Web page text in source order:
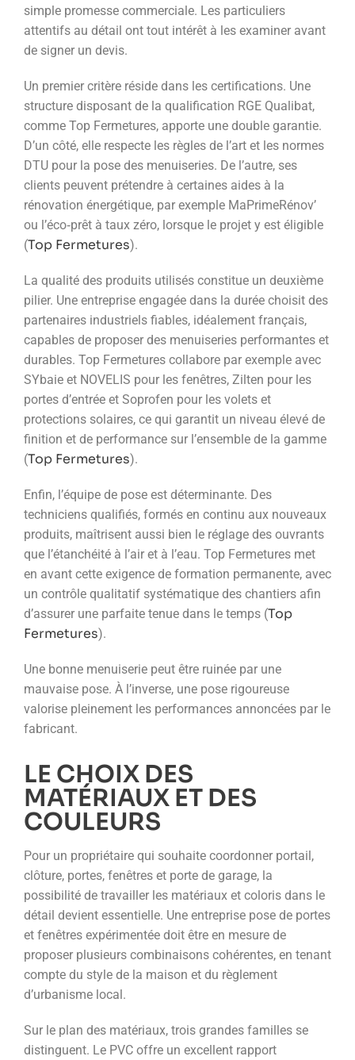
simple promesse commerciale. Les particuliers
attentifs au détail ont tout intérêt à les examiner avant
de signer un devis.
Un premier critère réside dans les certifications. Une
structure disposant de la qualification RGE Qualibat,
comme Top Fermetures, apporte une double garantie.
D’un côté, elle respecte les règles de l’art et les normes
DTU pour la pose des menuiseries. De l’autre, ses
clients peuvent prétendre à certaines aides à la
rénovation énergétique, par exemple MaPrimeRénov’
ou l’éco‑prêt à taux zéro, lorsque le projet y est éligible
(Top Fermetures).
La qualité des produits utilisés constitue un deuxième
pilier. Une entreprise engagée dans la durée choisit des
partenaires industriels fiables, idéalement français,
capables de proposer des menuiseries performantes et
durables. Top Fermetures collabore par exemple avec
SYbaie et NOVELIS pour les fenêtres, Zilten pour les
portes d’entrée et Soprofen pour les volets et
protections solaires, ce qui garantit un niveau élevé de
finition et de performance sur l’ensemble de la gamme
(Top Fermetures).
Enfin, l’équipe de pose est déterminante. Des
techniciens qualifiés, formés en continu aux nouveaux
produits, maîtrisent aussi bien le réglage des ouvrants
que l’étanchéité à l’air et à l’eau. Top Fermetures met
en avant cette exigence de formation permanente, avec
un contrôle qualitatif systématique des chantiers afin
d’assurer une parfaite tenue dans le temps (Top
Fermetures).
Une bonne menuiserie peut être ruinée par une
mauvaise pose. À l’inverse, une pose rigoureuse
valorise pleinement les performances annoncées par le
fabricant.
LE CHOIX DES
MATÉRIAUX ET DES
COULEURS
Pour un propriétaire qui souhaite coordonner portail,
clôture, portes, fenêtres et porte de garage, la
possibilité de travailler les matériaux et coloris dans le
détail devient essentielle. Une entreprise pose de portes
et fenêtres expérimentée doit être en mesure de
proposer plusieurs combinaisons cohérentes, en tenant
compte du style de la maison et du règlement
d’urbanisme local.
Sur le plan des matériaux, trois grandes familles se
distinguent. Le PVC offre un excellent rapport